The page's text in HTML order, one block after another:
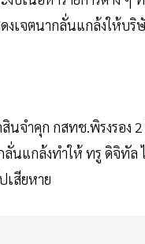
งเจตนากลั่นแกล้งให้บริ
นจำคุก กสทช.พิรงรอง
ลั่นแกล้งทำให้ ทรู ดิจิทัล
เสียหาย